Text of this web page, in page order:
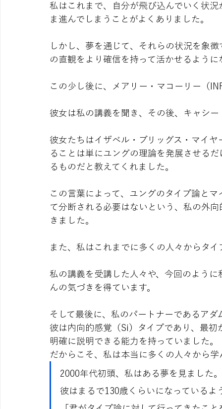
私はこれまで、自分が飛び込んでいく状
ま進んでしまうことがよくありました。
しかし、夢を通じて、それらの状況を象
の直観をより確信を持って活かせるように
この少し後に、メアリー・マコーリー（
彼女は私の講義を聞き、その後、キャシ
彼女たちはイザベル・ブリッグス・マイ
ることは単にユングの理論を発展させる
るものだと教えてくれました。
この言葉によって、ユングのタイプ論と
て分断される必要はないという、私の外
きました。
また、私はこれまでに多くの人々からタ
私の講義を受講した人々や、今回のよう
んの気づきを得ています。
そして最後に、私のパートナーであるア
彼は内向的感覚（Si）タイプであり、最
明確に説明できる能力を持っていました。
だからこそ、私は本当に多くの人々から学
2000年代初頭、私はある夢を見ました
彼はまるで130歳くらいになっているよ